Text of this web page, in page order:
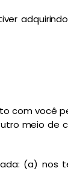
com você
meio de
(a) nos